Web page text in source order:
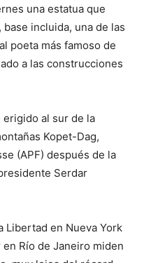
una estatua que
incluida, una de las
poeta más famoso de
a las construcciones
al sur de la
Kopet-Dag,
(APF) después de la
Serdar
Libertad en Nueva York
Río de Janeiro miden